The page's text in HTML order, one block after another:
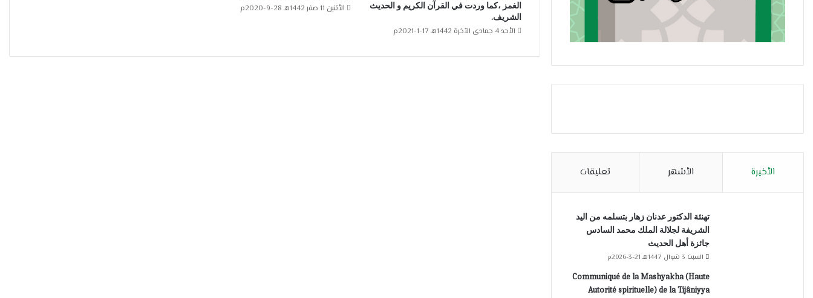
الغمز ،كما وردت في القرآن الكريم و الحديث
الشريف.
الأحد 4 جمادى الآخرة 1442هـ 17-1-2021م
الأثنين 11 صفر 1442هـ 28-9-2020م
الأخيرة الأشهر تعليقات
تهنئة الدكتور عدنان زهار بتسلمه من اليد
الشريفة لجلالة الملك محمد السادس
جائزة أهل الحديث
السبت 3 شوال 1447هـ 21-3-2026م
Communiqué de la Mashyakha (Haute
Autorité spirituelle) de la Tijâniyya